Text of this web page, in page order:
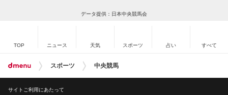
データ提供：日本中央競馬会
TOP ニュース 天気 スポーツ 占い すべて
スポーツ 中央競馬
サイトご利用にあたって